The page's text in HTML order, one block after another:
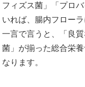
フィズス菌」「プロ
いれば、腸内フロー
一言で言うと、「良
菌」が揃った総合栄
なります。